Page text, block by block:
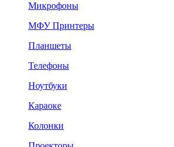
Микрофоны
МФУ Принтеры
Планшеты
Телефоны
Ноутбуки
Караоке
Колонки